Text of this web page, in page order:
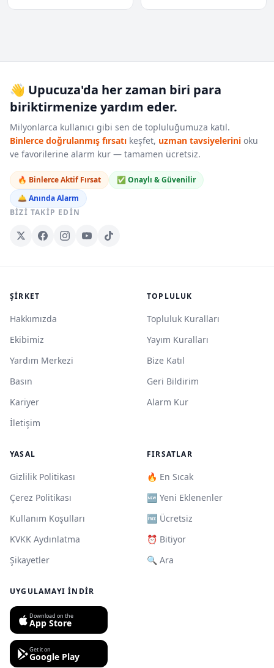
👋 Upucuza'da her zaman biri para
biriktirmenize yardım eder.
Milyonlarca kullanıcı gibi sen de topluluğumuza katıl.
Binlerce doğrulanmış fırsatı keşfet, uzman tavsiyelerini oku
ve favorilerine alarm kur — tamamen ücretsiz.
🔥 Binlerce Aktif Fırsat
✅ Onaylı & Güvenilir
🛎️ Anında Alarm
BIZI TAKIP EDIN
ŞIRKET
Hakkımızda
Ekibimiz
Yardım Merkezi
Basın
Kariyer
İletişim
TOPLULUK
Topluluk Kuralları
Yayım Kuralları
Bize Katıl
Geri Bildirim
Alarm Kur
YASAL
Gizlilik Politikası
Çerez Politikası
Kullanım Koşulları
KVKK Aydınlatma
Şikayetler
FIRSATLAR
🔥 En Sıcak
🆕 Yeni Eklenenler
🆓 Ücretsiz
⏰ Bitiyor
🔍 Ara
UYGULAMAYI İNDIR
Download on the
App Store
Get it on
Google Play